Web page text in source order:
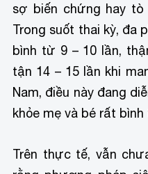
sợ biến chứng hay
Trong suốt thai kỳ, đa
bình từ 9 – 10 lần,
tận 14 – 15 lần khi
Nam, điều này đang
khỏe mẹ và bé rất
Trên thực tế, vẫn